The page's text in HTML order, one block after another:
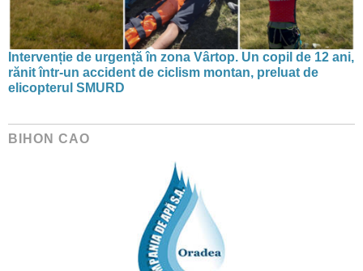
Intervenție de urgență în zona Vârtop. Un copil de 12 ani,
rănit într-un accident de ciclism montan, preluat de
elicopterul SMURD
BIHON CAO